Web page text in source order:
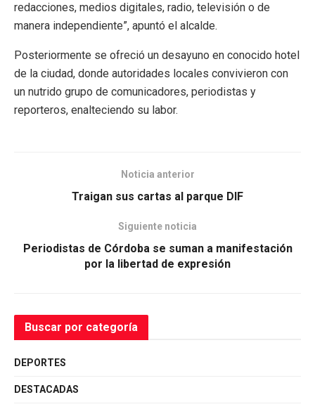
redacciones, medios digitales, radio, televisión o de
manera independiente”, apuntó el alcalde.
Posteriormente se ofreció un desayuno en conocido hotel
de la ciudad, donde autoridades locales convivieron con
un nutrido grupo de comunicadores, periodistas y
reporteros, enalteciendo su labor.
Noticia anterior
Traigan sus cartas al parque DIF
Siguiente noticia
Periodistas de Córdoba se suman a manifestación
por la libertad de expresión
Buscar por categoría
DEPORTES
DESTACADAS